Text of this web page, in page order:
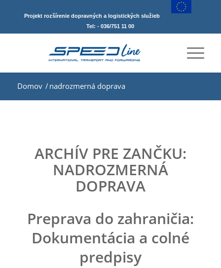
Projekt rozšírenie dopravných a logistických služieb
Tel: - 036/751 11 00
Domov / nadrozmerná doprava
ARCHÍV PRE ZANČKU:
NADROZMERNÁ
DOPRAVA
Preprava do zahraničia:
Dokumentácia a colné
predpisy